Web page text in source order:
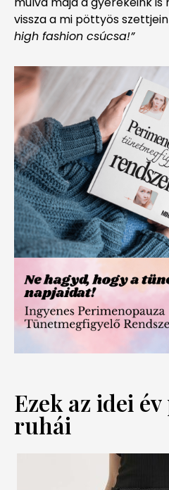
vissza a mi pöttyös
high fashion csúcsa!”
Ezek az idei
ruhái